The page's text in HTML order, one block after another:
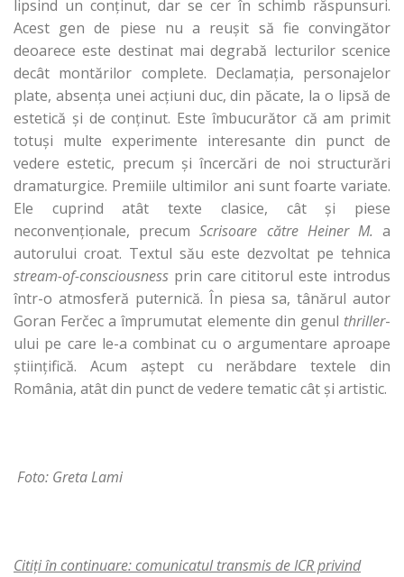
lipsind un conţinut, dar se cer în schimb răspunsuri.
Acest gen de piese nu a reuşit să fie convingător
deoarece este destinat mai degrabă lecturilor scenice
decât montărilor complete. Declamația, personajelor
plate, absența unei acţiuni duc, din păcate, la o lipsă de
estetică şi de conţinut. Este îmbucurător că am primit
totuşi multe experimente interesante din punct de
vedere estetic, precum şi încercări de noi structurări
dramaturgice. Premiile ultimilor ani sunt foarte variate.
Ele cuprind atât texte clasice, cât şi piese
neconvenţionale, precumScrisoare către Heiner M. a
autorului croat. Textul său este dezvoltat pe tehnica
stream-of-consciousness prin care cititorul este introdus
într-o atmosferă puternică. În piesa sa, tânărul autor
Goran Ferčec a împrumutat elemente din genul thriller-
ului pe care le-a combinat cu o argumentare aproape
ştiinţifică. Acum aştept cu nerăbdare textele din
România, atât din punct de vedere tematic cât şi artistic.
Foto: Greta Lami
Citiţi în continuare: comunicatul transmis de ICR privind